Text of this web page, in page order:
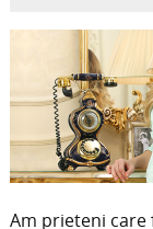
Am prieteni care